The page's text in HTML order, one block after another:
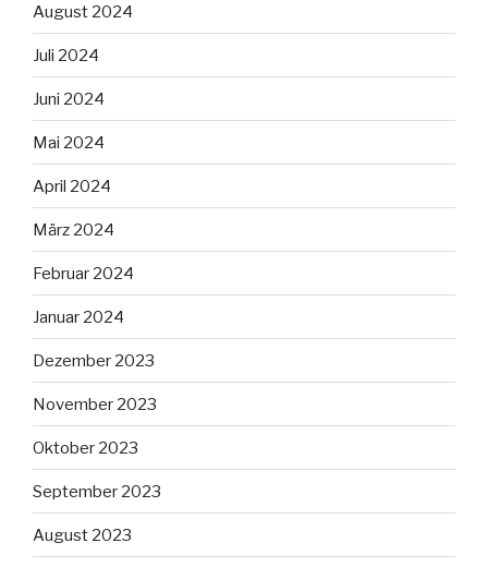
August 2024
Juli 2024
Juni 2024
Mai 2024
April 2024
März 2024
Februar 2024
Januar 2024
Dezember 2023
November 2023
Oktober 2023
September 2023
August 2023